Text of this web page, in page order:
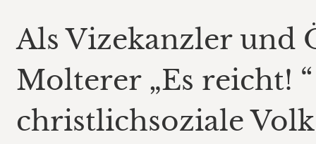
Als Vizekanzler und
Molterer „Es reicht!
christlichsoziale